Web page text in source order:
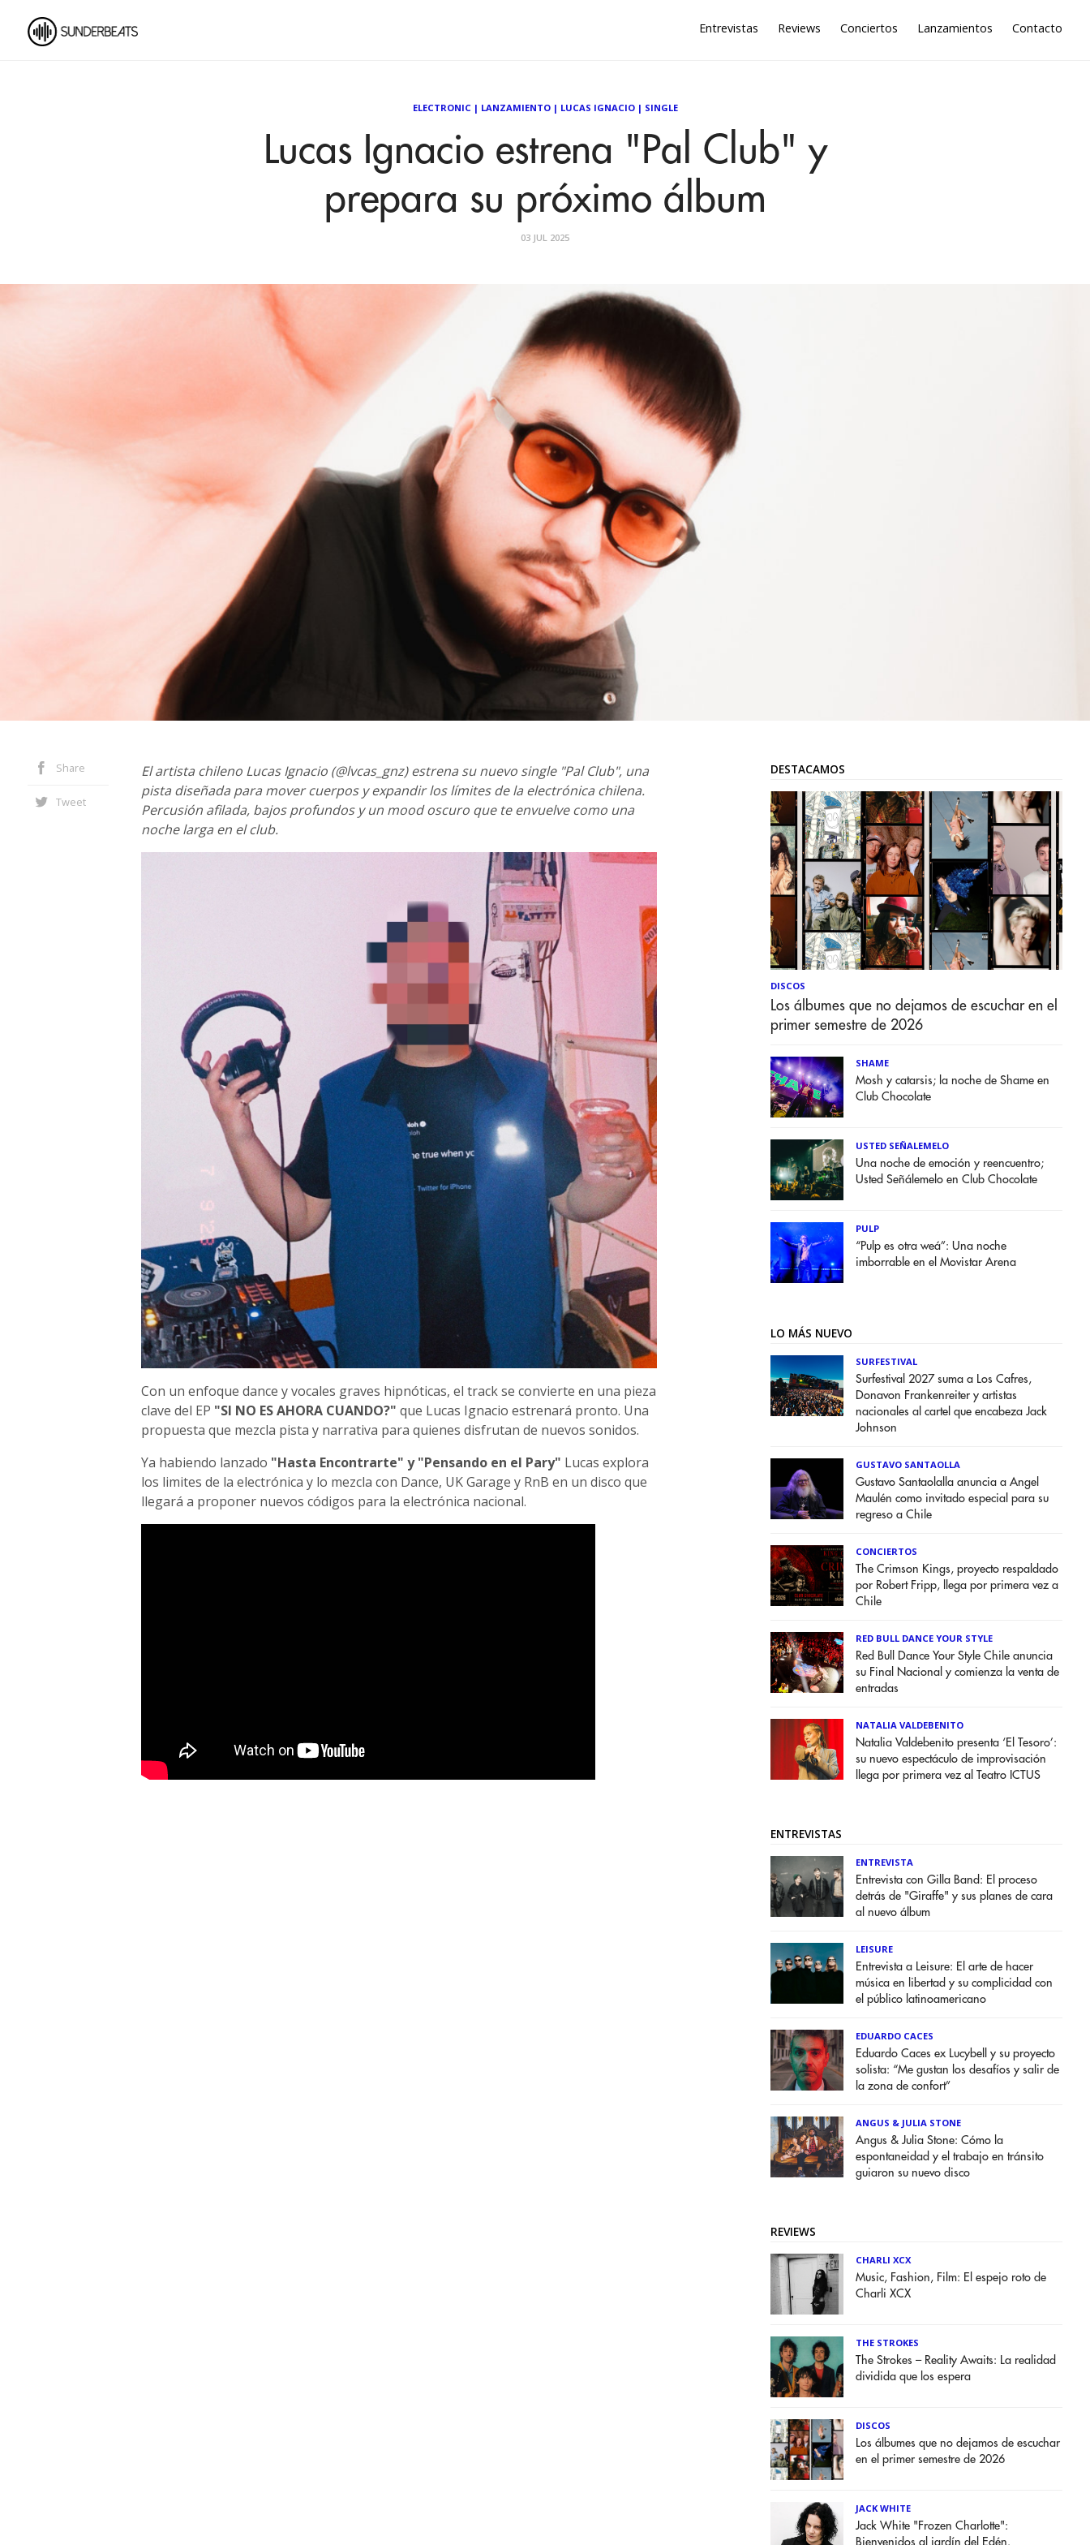
Entrevistas Reviews Conciertos Lanzamientos Contacto
ELECTRONIC| LANZAMIENTO| LUCAS IGNACIO| SINGLE
Lucas Ignacio estrena "Pal Club" y
prepara su próximo álbum
03 JUL 2025
Share
Tweet
El artista chileno Lucas Ignacio (@lvcas_gnz) estrena su nuevo single "Pal Club", una
pista diseñada para mover cuerpos y expandir los límites de la electrónica chilena.
Percusión afilada, bajos profundos y un mood oscuro que te envuelve como una
noche larga en el club.
Con un enfoque dance y vocales graves hipnóticas, el track se convierte en una pieza
clave del EP "SI NO ES AHORA CUANDO?" que Lucas Ignacio estrenará pronto. Una
propuesta que mezcla pista y narrativa para quienes disfrutan de nuevos sonidos.
Ya habiendo lanzado "Hasta Encontrarte" y "Pensando en el Pary" Lucas explora
los limites de la electrónica y lo mezcla con Dance, UK Garage y RnB en un disco que
llegará a proponer nuevos códigos para la electrónica nacional.
DESTACAMOS
DISCOS
Los álbumes que no dejamos de escuchar en el
primer semestre de 2026
SHAME
Mosh y catarsis; la noche de Shame en
Club Chocolate
USTED SEÑALEMELO
Una noche de emoción y reencuentro;
Usted Señálemelo en Club Chocolate
PULP
“Pulp es otra weá”: Una noche
imborrable en el Movistar Arena
LO MÁS NUEVO
SURFESTIVAL
Surfestival 2027 suma a Los Cafres,
Donavon Frankenreiter y artistas
nacionales al cartel que encabeza Jack
Johnson
GUSTAVO SANTAOLLA
Gustavo Santaolalla anuncia a Angel
Maulén como invitado especial para su
regreso a Chile
CONCIERTOS
The Crimson Kings, proyecto respaldado
por Robert Fripp, llega por primera vez a
Chile
RED BULL DANCE YOUR STYLE
Red Bull Dance Your Style Chile anuncia
su Final Nacional y comienza la venta de
entradas
NATALIA VALDEBENITO
Natalia Valdebenito presenta ‘El Tesoro’:
su nuevo espectáculo de improvisación
llega por primera vez al Teatro ICTUS
ENTREVISTAS
ENTREVISTA
Entrevista con Gilla Band: El proceso
detrás de "Giraffe" y sus planes de cara
al nuevo álbum
LEISURE
Entrevista a Leisure: El arte de hacer
música en libertad y su complicidad con
el público latinoamericano
EDUARDO CACES
Eduardo Caces ex Lucybell y su proyecto
solista: “Me gustan los desafíos y salir de
la zona de confort”
ANGUS & JULIA STONE
Angus & Julia Stone: Cómo la
espontaneidad y el trabajo en tránsito
guiaron su nuevo disco
REVIEWS
CHARLI XCX
Music, Fashion, Film: El espejo roto de
Charli XCX
THE STROKES
The Strokes – Reality Awaits: La realidad
dividida que los espera
DISCOS
Los álbumes que no dejamos de escuchar
en el primer semestre de 2026
JACK WHITE
Jack White "Frozen Charlotte":
Bienvenidos al jardín del Edén.